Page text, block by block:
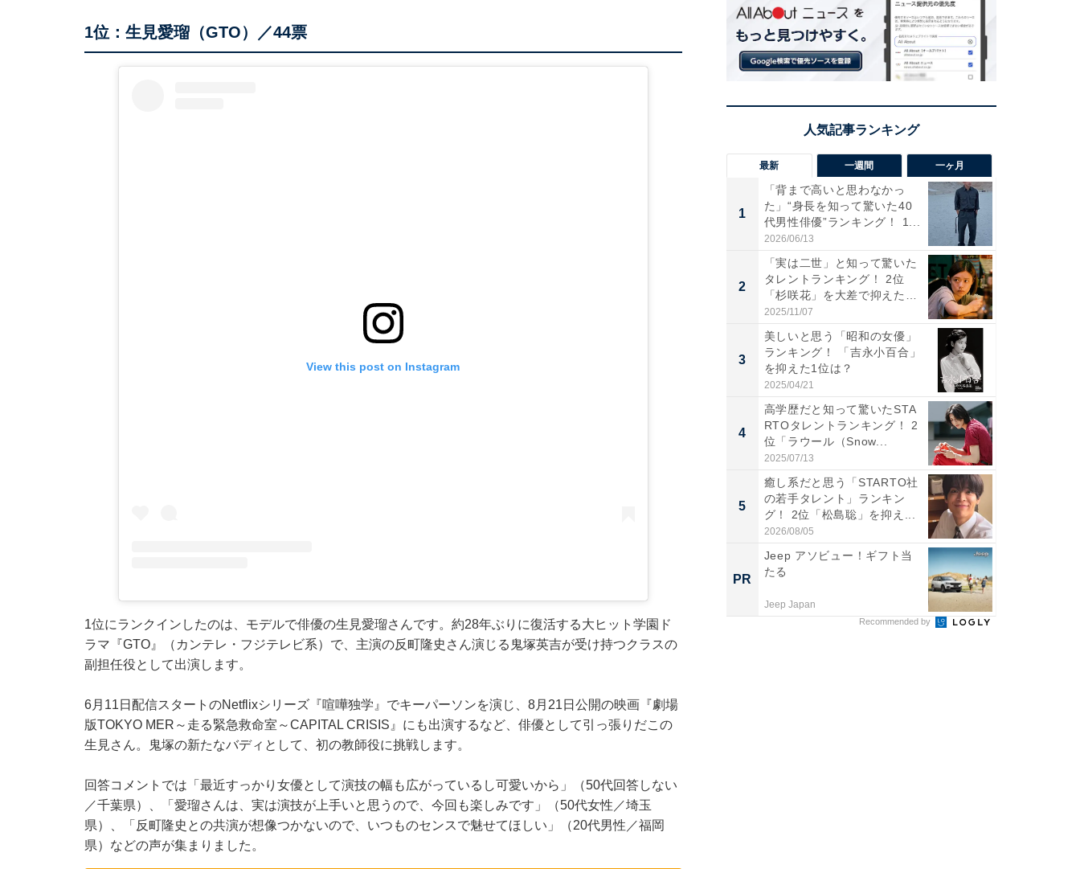
1位：生見愛瑠（GTO）／44票
View this post on Instagram
1位にランクインしたのは、モデルで俳優の生見愛瑠さんです。約28年ぶりに復活する大ヒット学園ド
ラマ『GTO』（カンテレ・フジテレビ系）で、主演の反町隆史さん演じる鬼塚英吉が受け持つクラスの
副担任役として出演します。
6月11日配信スタートのNetflixシリーズ『喧嘩独学』でキーパーソンを演じ、8月21日公開の映画『劇場
版TOKYO MER～走る緊急救命室～CAPITAL CRISIS』にも出演するなど、俳優として引っ張りだこの
生見さん。鬼塚の新たなバディとして、初の教師役に挑戦します。
回答コメントでは「最近すっかり女優として演技の幅も広がっているし可愛いから」（50代回答しない
／千葉県）、「愛瑠さんは、実は演技が上手いと思うので、今回も楽しみです」（50代女性／埼玉
県）、「反町隆史との共演が想像つかないので、いつものセンスで魅せてほしい」（20代男性／福岡
県）などの声が集まりました。
最新 一週間 一ヶ月
1
「背まで高いと思わなかっ
た」“身長を知って驚いた40
代男性俳優”ランキング！ 1...
2026/06/13
2
「実は二世」と知って驚いた
タレントランキング！ 2位
「杉咲花」を大差で抑えた1
位...
2025/11/07
3
美しいと思う「昭和の女優」
ランキング！ 「吉永小百合」
を抑えた1位は？
2025/04/21
4
高学歴だと知って驚いたSTA
RTOタレントランキング！ 2
位「ラウール（Snow...
2025/07/13
5
癒し系だと思う「STARTO社
の若手タレント」ランキン
グ！ 2位「松島聡」を抑え...
2026/08/05
PR
Jeep アソビュー！ギフト当
たる
Jeep Japan
Recommended by